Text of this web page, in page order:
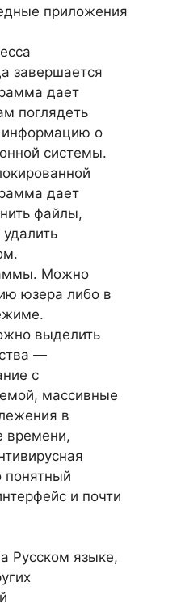
приложения
завершается
дает
поглядеть
информацию о
системы.
дает
файлы,
Можно
юзера либо в
выделить
—
с
массивные
в
времени,
понятный
и почти
Русском языке,